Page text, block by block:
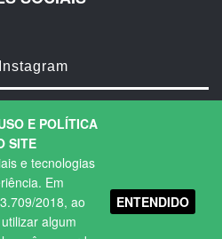
E POLÍTICA
SITE
e tecnologias
Em
2018, ao
algum
ENTENDIDO
Instagram
os direitos Reservados.
|Termos de Uso